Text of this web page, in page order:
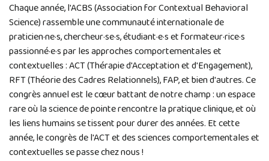
Chaque année, l'ACBS (Association for Contextual Behavioral
Science) rassemble une communauté internationale de
praticien·ne·s, chercheur·se·s, étudiant·e·s et formateur·rice·s
passionné·e·s par les approches comportementales et
contextuelles : ACT (Thérapie d'Acceptation et d'Engagement),
RFT (Théorie des Cadres Relationnels), FAP, et bien d'autres. Ce
congrès annuel est le cœur battant de notre champ : un espace
rare où la science de pointe rencontre la pratique clinique, et où
les liens humains se tissent pour durer des années. Et cette
année, le congrès de l'ACT et des sciences comportementales et
contextuelles se passe chez nous !